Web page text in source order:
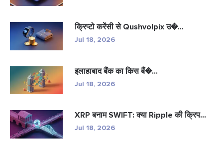
क्रिप्टो करेंसी से Qushvolpix उ�...
Jul 18, 2026
इलाहाबाद बैंक का किस बैं�...
Jul 18, 2026
XRP बनाम SWIFT: क्या Ripple की क्रिप...
Jul 18, 2026